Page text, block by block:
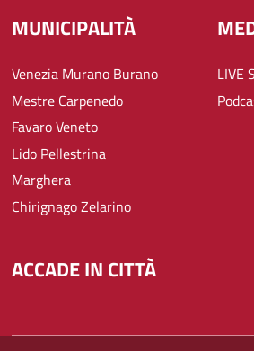
MUNICIPALITÀ
Venezia Murano Burano
Mestre Carpenedo
Favaro Veneto
Lido Pellestrina
Marghera
Chirignago Zelarino
ACCADE IN CITTÀ